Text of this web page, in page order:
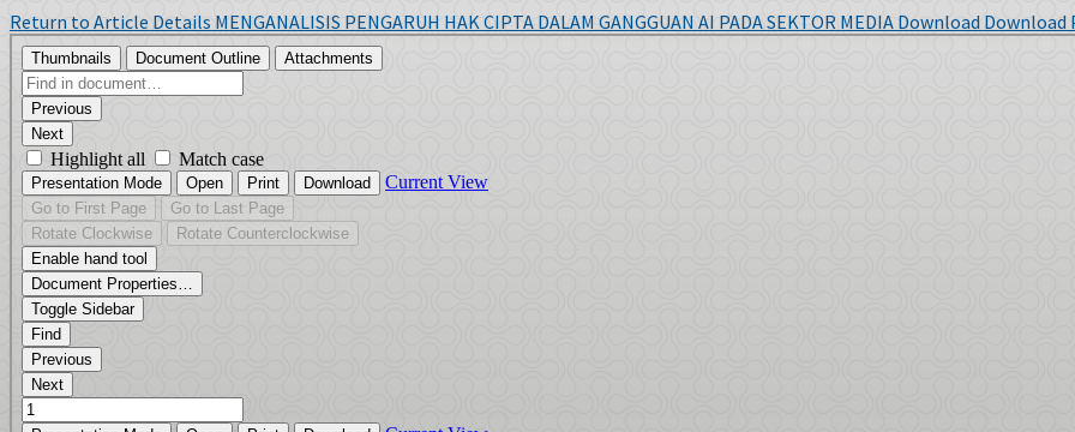
Return to Article Details MENGANALISIS PENGARUH HAK CIPTA DALAM GANGGUAN AI PADA SEKTOR MEDIA Download Download